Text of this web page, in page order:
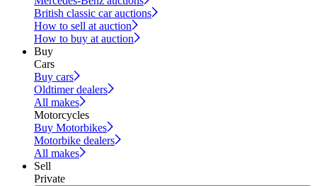
British classic car auctions
How to sell at auction
How to buy at auction
Buy
Cars
Buy cars
Oldtimer dealers
All makes
Motorcycles
Buy Motorbikes
Motorbike dealers
All makes
Sell
Private